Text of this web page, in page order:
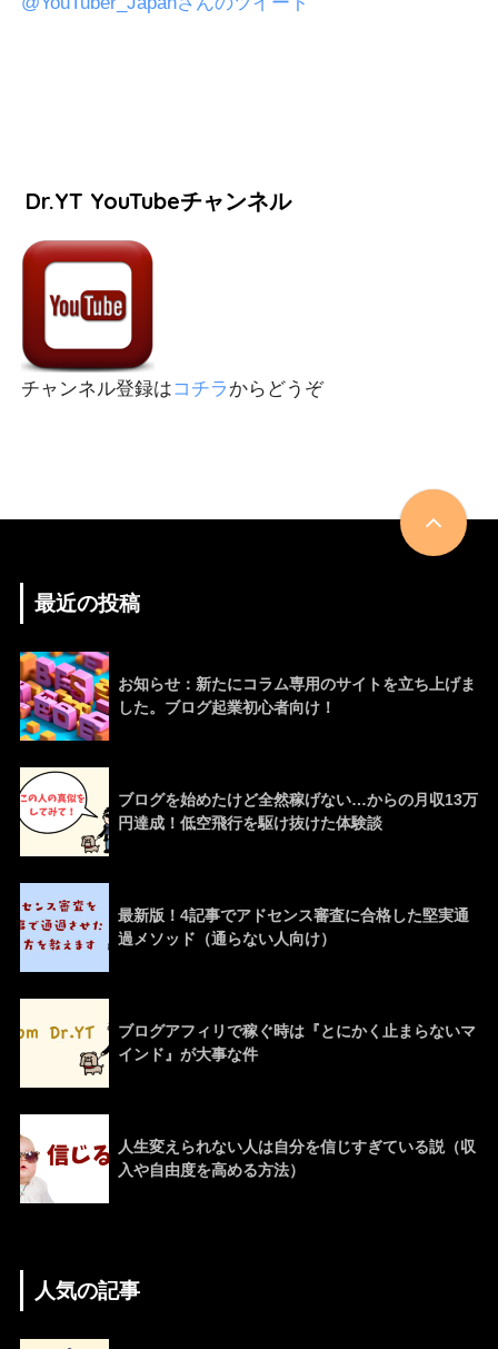
Dr.YT YouTubeチャンネル
チャンネル登録はコチラ からどうぞ
最近の投稿
お知らせ：新たにコラム専用のサイトを立ち上げま
した。ブログ起業初心者向け！
ブログを始めたけど全然稼げない…からの月収13万
円達成！低空飛行を駆け抜けた体験談
最新版！4記事でアドセンス審査に合格した堅実通
過メソッド（通らない人向け）
ブログアフィリで稼ぐ時は『とにかく止まらないマ
インド』が大事な件
人生変えられない人は自分を信じすぎている説（収
入や自由度を高める方法）
人気の記事